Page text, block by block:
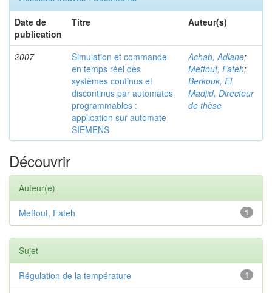
Date de
publication
Titre Auteur(s)
2007
Simulation et commande
en temps réel des
systèmes continus et
discontinus par automates
programmables :
application sur automate
SIEMENS
Achab, Adlane;
Meftout, Fateh;
Berkouk, El
Madjid, Directeur
de thèse
Découvrir
Auteur(e)
1
Meftout, Fateh
Sujet
1
Régulation de la température